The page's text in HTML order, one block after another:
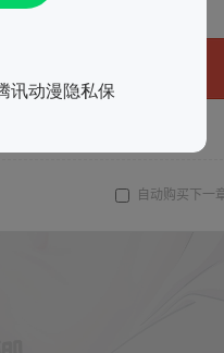
讯动漫隐私保